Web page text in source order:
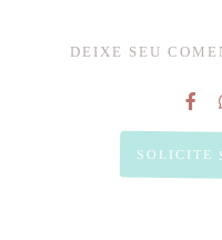
DEIXE SEU
SOLICITE